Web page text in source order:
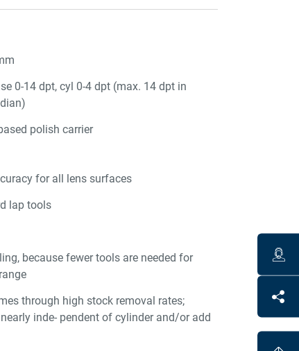
0-14 dpt, cyl 0-4 dpt (max. 14 dpt in
polish carrier
for all lens surfaces
lap tools
because fewer tools are needed for
through high stock removal rates;
inde- pendent of cylinder and/or add